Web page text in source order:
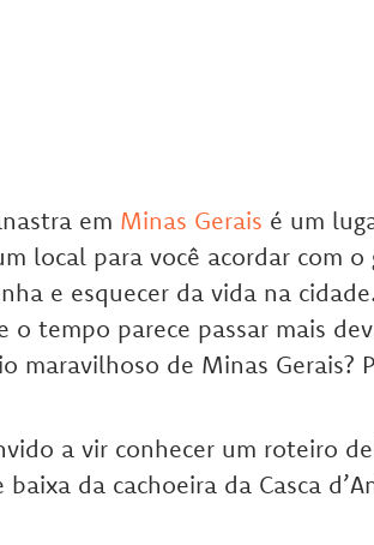
em Minas Gerais é um
local para você acordar com
e esquecer da vida na
o tempo parece passar mais
maravilhoso de Minas Gerais?
a vir conhecer um roteiro
da cachoeira da Casca